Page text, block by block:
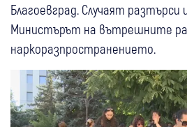
Благоевград. Случаят
Министърът на вътрешните
наркоразпространението.